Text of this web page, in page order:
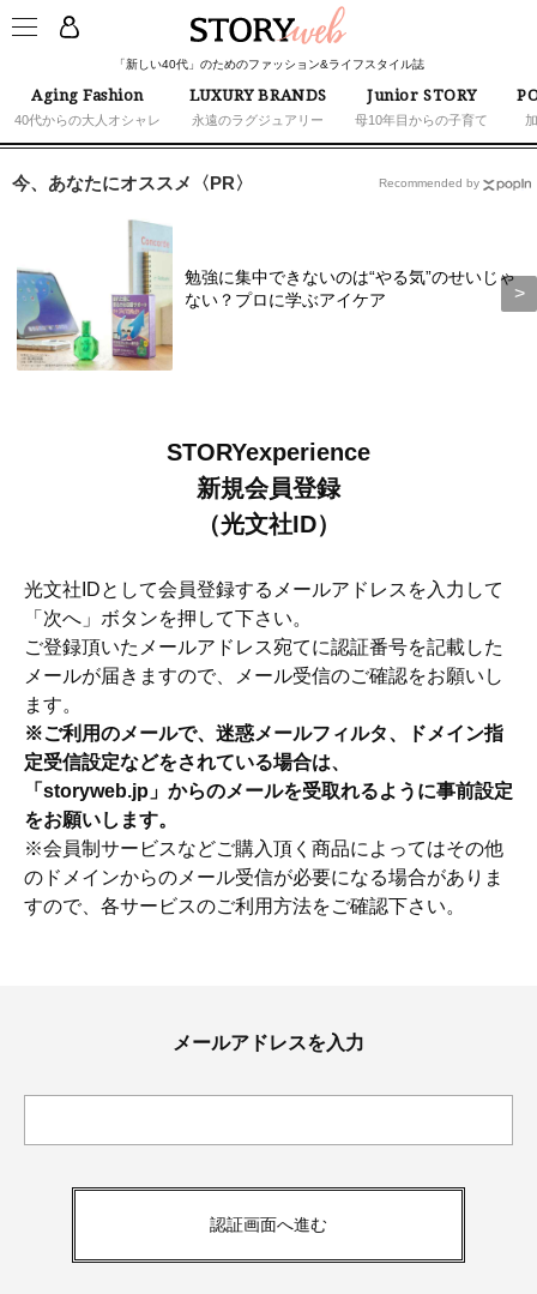
「新しい40代」のためのファッション&ライフスタイル誌
Aging Fashion
40代からの大人オシャレ
LUXURY BRANDS
永遠のラグジュアリー
Junior STORY
母10年目からの子育て
今、あなたにオススメ〈PR〉
勉強に集中できないのは“やる気”のせいじゃ
ない？プロに学ぶアイケア
Recommended by
STORYexperience
新規会員登録
（光文社ID）
光文社IDとして会員登録するメールアドレスを入力して
「次へ」ボタンを押して下さい。
ご登録頂いたメールアドレス宛てに認証番号を記載した
メールが届きますので、メール受信のご確認をお願いし
ます。
※ご利用のメールで、迷惑メールフィルタ、ドメイン指
定受信設定などをされている場合は、
「storyweb.jp」からのメールを受取れるように事前設定
をお願いします。
※会員制サービスなどご購入頂く商品によってはその他
のドメインからのメール受信が必要になる場合がありま
すので、各サービスのご利用方法をご確認下さい。
メールアドレスを入力
認証画面へ進む